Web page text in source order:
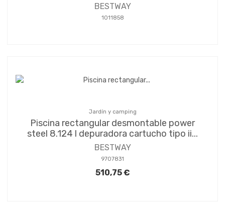
BESTWAY
1011858
Jardín y camping
Piscina rectangular desmontable power
steel 8.124 l depuradora cartucho tipo ii...
BESTWAY
9707831
510,75 €